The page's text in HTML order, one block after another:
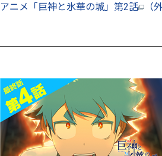
アニメ「巨神と氷華の城」第2話
（